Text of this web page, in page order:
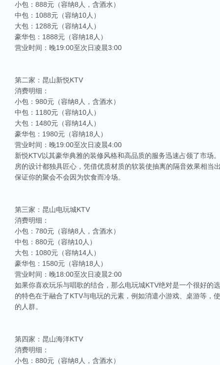
小包：888元（容纳8人，含酒水）
中包：1088元（容纳10人）
大包：1288元（容纳14人）
豪华包：1888元（容纳18人）
营业时间：晚19:00至次日凌晨3:00
第二家：昆山新悦KTV
消费明细：
小包：980元（容纳8人，含酒水）
中包：1180元（容纳10人）
大包：1480元（容纳14人）
豪华包：1980元（容纳18人）
营业时间：晚19:00至次日凌晨4:00
新悦KTV以其豪华典雅的装修风格和高品质的服务迅速占领了市
房的设计都独具匠心，凭借优质材质的软装使抽离的隔音效果相
保证你的聚会不会因为饮食而冷场。
第三家：昆山电玩城KTV
消费明细：
小包：780元（容纳8人，含酒水）
中包：880元（容纳10人）
大包：1080元（容纳14人）
豪华包：1580元（容纳18人）
营业时间：晚18:00至次日凌晨2:00
如果你喜欢玩乐与唱歌的结合，那么电玩城KTV绝对是一个很好的
的特色在于融合了KTV与电玩的元素，例如消遣小游戏、桌游等，
的人群。
第四家：昆山海洋KTV
消费明细：
小包：880元（容纳8人，含酒水）